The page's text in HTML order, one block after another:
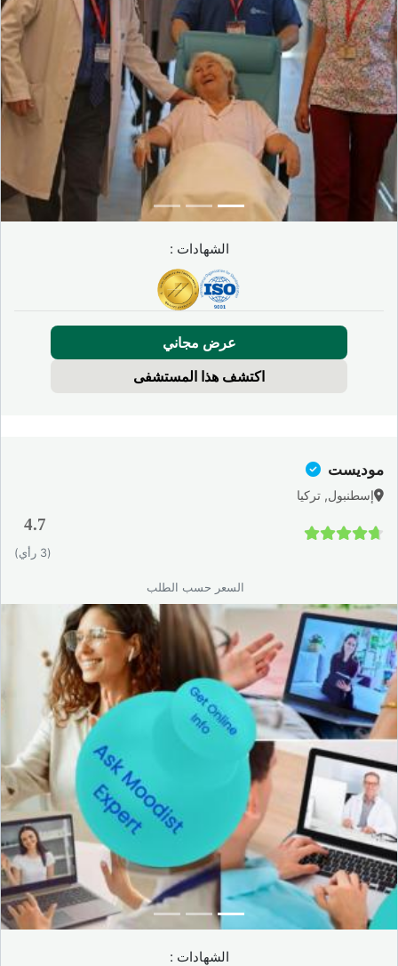
الشهادات :
عرض مجاني
اكتشف هذا المستشفى
موديست
إسطنبول, تركيا
4.7
(3 رأي)
السعر حسب الطلب
الشهادات :